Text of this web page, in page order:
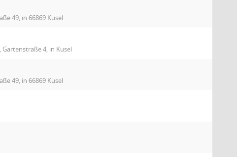
49, in 66869 Kusel
4, in Kusel
49, in 66869 Kusel